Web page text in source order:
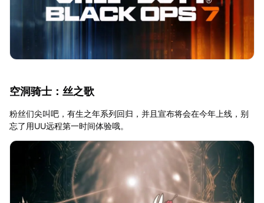
空洞骑士：丝之歌
粉丝们尖叫吧，有生之年系列回归，并且宣布将会在今年上线，别
忘了用UU远程第一时间体验哦。